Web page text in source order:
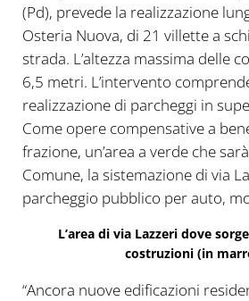
(Pd), prevede la realizzazione
Osteria Nuova, di 21 villette a
strada. L’altezza massima delle
6,5 metri. L’intervento
realizzazione di parcheggi in
Come opere compensative a
frazione, un’area a verde che
Comune, la sistemazione di via
parcheggio pubblico per auto,
L’area di via Lazzeri dove
costruzioni (in
“Ancora nuove edificazioni